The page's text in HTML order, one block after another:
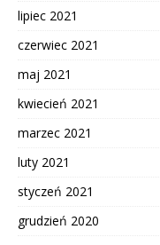
lipiec 2021
czerwiec 2021
maj 2021
kwiecień 2021
marzec 2021
luty 2021
styczeń 2021
grudzień 2020